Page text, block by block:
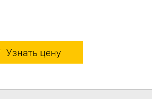
Узнать цену